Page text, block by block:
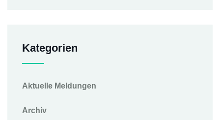
Kategorien
Aktuelle Meldungen
Archiv